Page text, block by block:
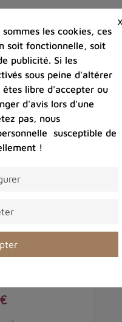
les cookies, ces
soit fonctionnelle, soit
publicité. Si les
sous peine d'altérer
libre d'accepter ou
d'avis lors d'une
pas, nous
susceptible de
!